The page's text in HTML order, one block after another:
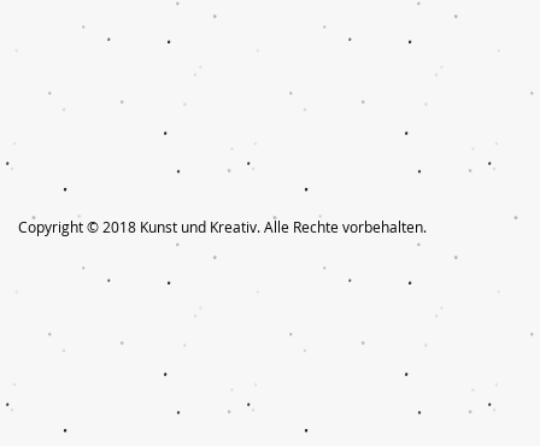
Copyright © 2018 Kunst und Kreativ. Alle Rechte vorbehalten.